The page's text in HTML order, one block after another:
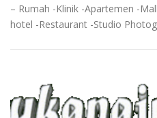
– Rumah -Klinik -Apartemen -
hotel -Restaurant -Studio